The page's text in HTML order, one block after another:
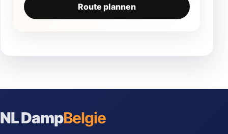
Route plannen
NL DampBelgie